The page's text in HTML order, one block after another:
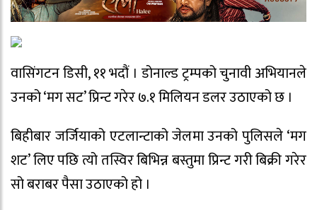
वासिंगटन डिसी, ११ भदौं । डोनाल्ड ट्रम्पको चुनावी अभियानले
उनको ‘मग सट’ प्रिन्ट गरेर ७.१ मिलियन डलर उठाएको छ ।
बिहीबार जर्जियाको एटलान्टाको जेलमा उनको पुलिसले ‘मग
शट’ लिए पछि त्यो तस्विर बिभिन्न बस्तुमा प्रिन्ट गरी बिक्री गरेर
सो बराबर पैसा उठाएको हो ।